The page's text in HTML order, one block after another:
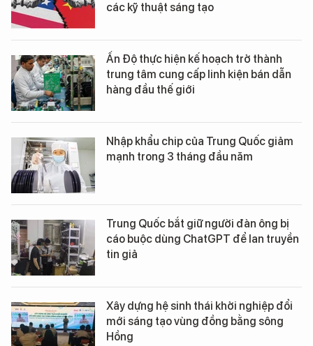
các kỹ thuật sáng tạo
Ấn Độ thực hiện kế hoạch trở thành
trung tâm cung cấp linh kiện bán dẫn
hàng đầu thế giới
Nhập khẩu chip của Trung Quốc giảm
mạnh trong 3 tháng đầu năm
Trung Quốc bắt giữ người đàn ông bị
cáo buộc dùng ChatGPT để lan truyền
tin giả
Xây dựng hệ sinh thái khởi nghiệp đổi
mới sáng tạo vùng đồng bằng sông
Hồng